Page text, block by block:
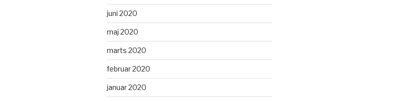
juni 2020
maj 2020
marts 2020
februar 2020
januar 2020